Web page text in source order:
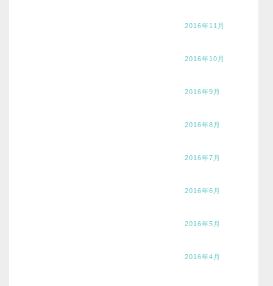
2016年11月
2016年10月
2016年9月
2016年8月
2016年7月
2016年6月
2016年5月
2016年4月